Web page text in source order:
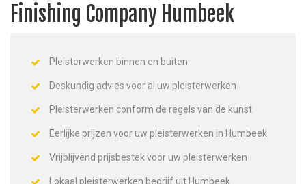
Finishing Company Humbeek
Pleisterwerken binnen en buiten
Deskundig advies voor al uw pleisterwerken
Pleisterwerken conform de regels van de kunst
Eerlijke prijzen voor uw pleisterwerken in Humbeek
Vrijblijvend prijsbestek voor uw pleisterwerken
Lokaal pleisterwerken bedrijf uit Humbeek